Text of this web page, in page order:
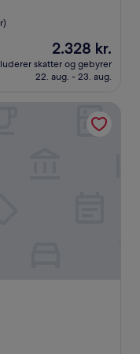
Prisen
er
2.328 kr.
2.328 kr.
skatter og gebyrer
22. aug. - 23. aug.